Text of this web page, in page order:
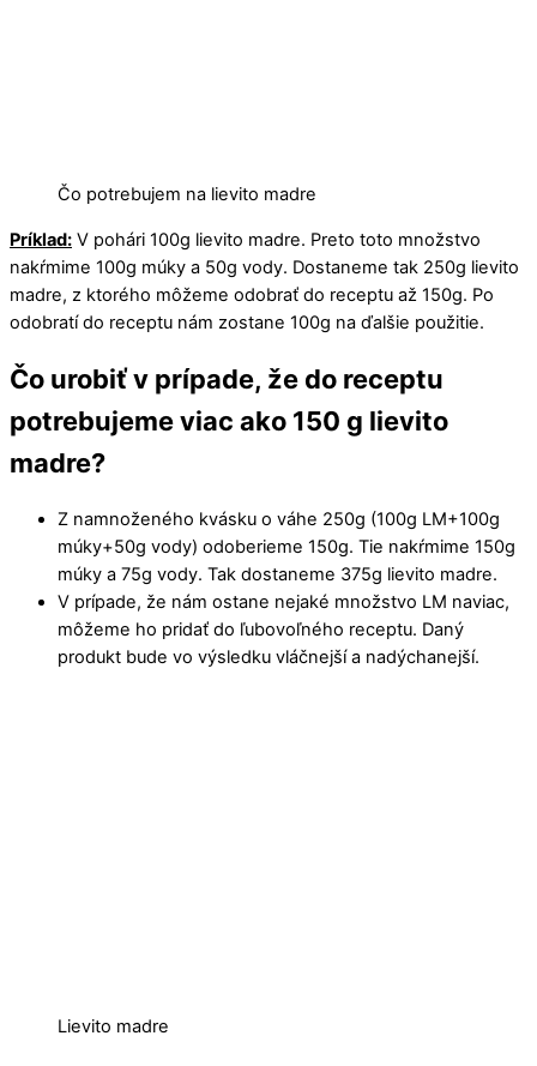
Čo potrebujem na lievito madre
Príklad: V pohári 100g lievito madre. Preto toto množstvo
nakŕmime 100g múky a 50g vody. Dostaneme tak 250g lievito
madre, z ktorého môžeme odobrať do receptu až 150g. Po
odobratí do receptu nám zostane 100g na ďalšie použitie.
Čo urobiť v prípade, že do receptu
potrebujeme viac ako 150 g lievito
madre?
Z namnoženého kvásku o váhe 250g (100g LM+100g
múky+50g vody) odoberieme 150g. Tie nakŕmime 150g
múky a 75g vody. Tak dostaneme 375g lievito madre.
V prípade, že nám ostane nejaké množstvo LM naviac,
môžeme ho pridať do ľubovoľného receptu. Daný
produkt bude vo výsledku vláčnejší a nadýchanejší.
Lievito madre